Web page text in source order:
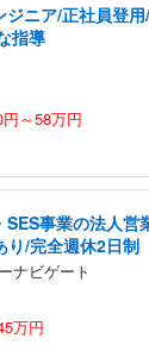
ジニア/正社員登
指導
～58万円
SES事業の法人営
り/完全週休2日制
ナビゲート
万円